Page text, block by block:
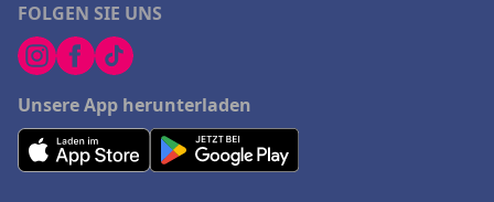
FOLGEN SIE UNS
Unsere App herunterladen